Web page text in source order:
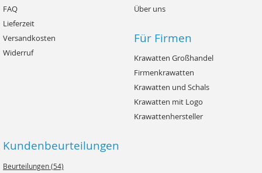
FAQ
Lieferzeit
Versandkosten
Widerruf
Über uns
Für Firmen
Krawatten Großhandel
Firmenkrawatten
Krawatten und Schals
Krawatten mit Logo
Krawattenhersteller
Kundenbeurteilungen
Beurteilungen (54)